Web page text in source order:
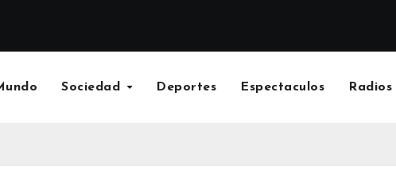
Sociedad Deportes Espectaculos Radios